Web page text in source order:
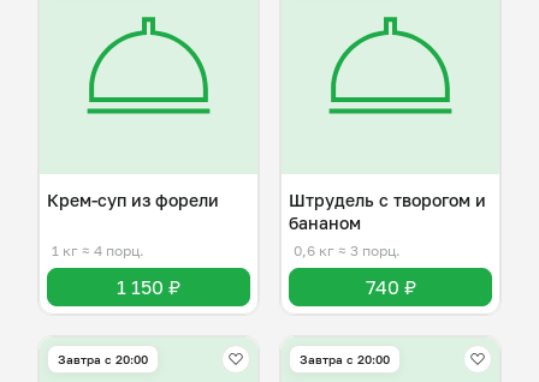
Крем-суп из форели
1 кг ≈ 4 порц.
1 150 ₽
Штрудель с творогом и
бананом
0,6 кг ≈ 3 порц.
740 ₽
Завтра c 20:00 Завтра c 20:00